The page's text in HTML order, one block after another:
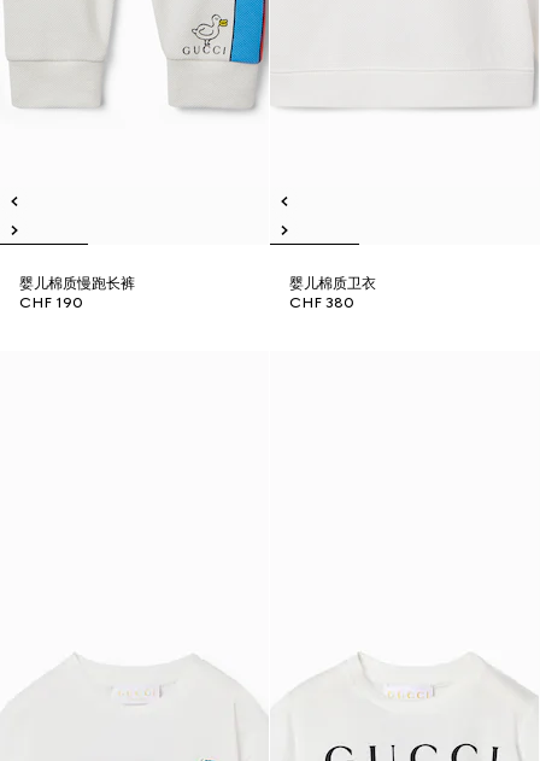
婴儿棉质慢跑长裤
CHF 190
婴儿棉质卫衣
CHF 380